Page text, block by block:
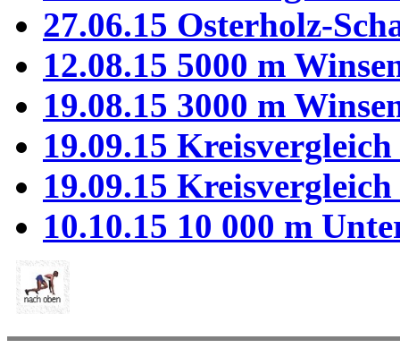
27.06.15 Osterholz-
12.08.15 5000 m
19.08.15 3000 m
19.09.15
19.09.15
10.10.15 10 000 m